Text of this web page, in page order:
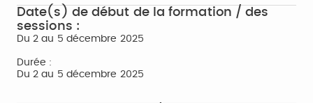
Date(s) de début de la formation / des
sessions :
Du 2 au 5 décembre 2025
Durée :
Du 2 au 5 décembre 2025